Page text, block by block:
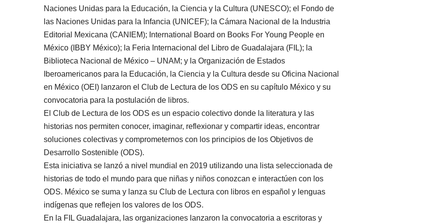
Naciones Unidas para la Educación, la Ciencia y la Cultura (UNESCO); el Fondo de
las Naciones Unidas para la Infancia (UNICEF); la Cámara Nacional de la Industria
Editorial Mexicana (CANIEM); International Board on Books For Young People en
México (IBBY México); la Feria Internacional del Libro de Guadalajara (FIL); la
Biblioteca Nacional de México – UNAM; y la Organización de Estados
Iberoamericanos para la Educación, la Ciencia y la Cultura desde su Oficina Nacional
en México (OEI) lanzaron el Club de Lectura de los ODS en su capítulo México y su
convocatoria para la postulación de libros.
El Club de Lectura de los ODS es un espacio colectivo donde la literatura y las
historias nos permiten conocer, imaginar, reflexionar y compartir ideas, encontrar
soluciones colectivas y comprometernos con los principios de los Objetivos de
Desarrollo Sostenible (ODS).
Esta iniciativa se lanzó a nivel mundial en 2019 utilizando una lista seleccionada de
historias de todo el mundo para que niñas y niños conozcan e interactúen con los
ODS. México se suma y lanza su Club de Lectura con libros en español y lenguas
indígenas que reflejen los valores de los ODS.
En la FIL Guadalajara, las organizaciones lanzaron la convocatoria a escritoras y